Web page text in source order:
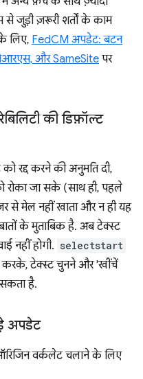
जुड़ी ज़रूरी शर्तों के काम
लिए, FedCM अपडेट: बटन
और SameSite पर
की डिफ़ॉल्ट
रद्द करने की अनुमति दी,
जा सके (साथ ही, पहले
से मेल नहीं खाता और न ही यह
के मुताबिक है. अब टेक्स्ट
नहीं होगी. selectstart
करके, टेक्स्ट चुनने और 'खींचें
सकता है.
अपडेट
वर्कलेट चलाने के लिए